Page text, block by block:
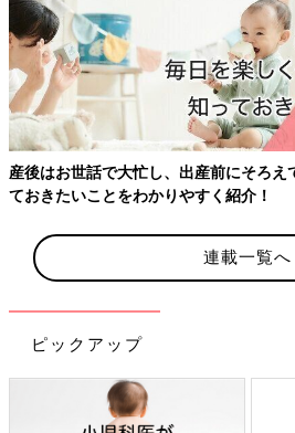
産前にそろえておきたいアイテム、知っ
すく紹介！
連載一覧へ
ピックアップ